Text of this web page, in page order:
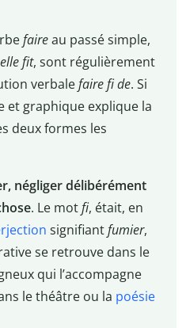
faireau passé simple,
elle fit, sont régulièrement
verbalefaire fi de. Si
et graphique explique la
deux formes les
négliger délibérément
. Le motfi, était, en
signifiantfumier,
se retrouve dans le
qui l’accompagne
le théâtre ou la poésie